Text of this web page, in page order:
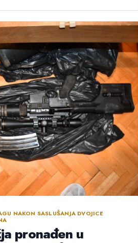
NAKON SASLUŠANJA DVOJICE
pronađen u